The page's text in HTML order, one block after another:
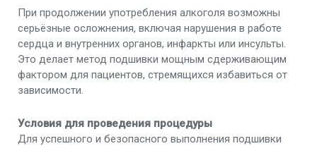
При продолжении употребления алкоголя возможны
серьёзные осложнения, включая нарушения в работе
сердца и внутренних органов, инфаркты или инсульты.
Это делает метод подшивки мощным сдерживающим
фактором для пациентов, стремящихся избавиться от
зависимости.
Условия для проведения процедуры
Для успешного и безопасного выполнения подшивки